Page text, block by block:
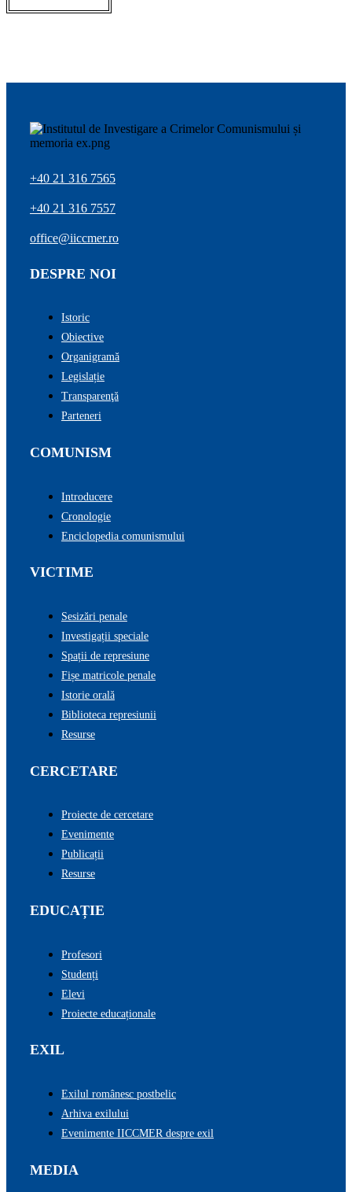
+40 21 316 7565
+40 21 316 7557
office@iiccmer.ro
DESPRE NOI
Istoric
Obiective
Organigramă
Legislație
Transparenţă
Parteneri
COMUNISM
Introducere
Cronologie
Enciclopedia comunismului
VICTIME
Sesizări penale
Investigații speciale
Spații de represiune
Fișe matricole penale
Istorie orală
Biblioteca represiunii
Resurse
CERCETARE
Proiecte de cercetare
Evenimente
Publicații
Resurse
EDUCAȚIE
Profesori
Studenți
Elevi
Proiecte educaționale
EXIL
Exilul românesc postbelic
Arhiva exilului
Evenimente IICCMER despre exil
MEDIA